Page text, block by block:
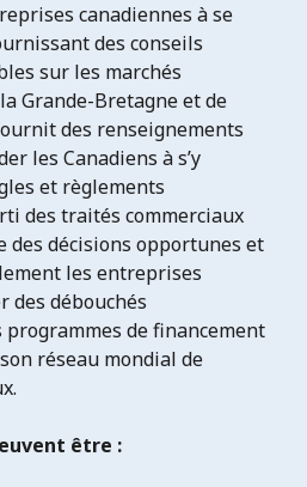
canadiennes à se
des conseils
sur les marchés
Grande-Bretagne et de
des renseignements
les Canadiens à s’y
et règlements
des traités commerciaux
des décisions opportunes et
les entreprises
des débouchés
de financement
réseau mondial de
être :